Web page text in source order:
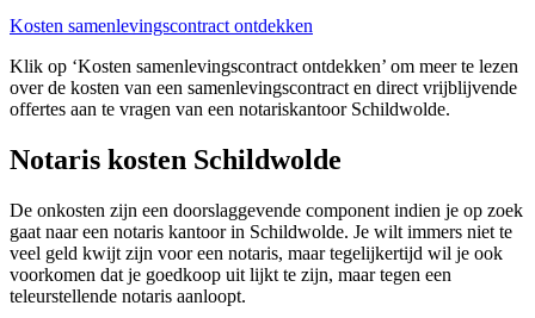
Kosten samenlevingscontract ontdekken
Klik op ‘Kosten samenlevingscontract ontdekken’ om meer te lezen
over de kosten van een samenlevingscontract en direct vrijblijvende
offertes aan te vragen van een notariskantoor Schildwolde.
Notaris kosten Schildwolde
De onkosten zijn een doorslaggevende component indien je op zoek
gaat naar een notaris kantoor in Schildwolde. Je wilt immers niet te
veel geld kwijt zijn voor een notaris, maar tegelijkertijd wil je ook
voorkomen dat je goedkoop uit lijkt te zijn, maar tegen een
teleurstellende notaris aanloopt.